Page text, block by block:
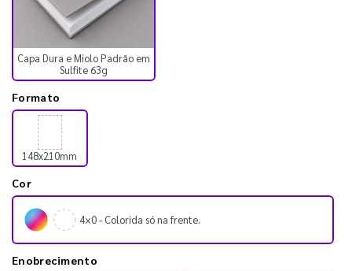
Capa Dura e Miolo Padrão em
Sulfite 63g
Formato
148x210mm
Cor
4×0 - Colorida só na frente.
Enobrecimento